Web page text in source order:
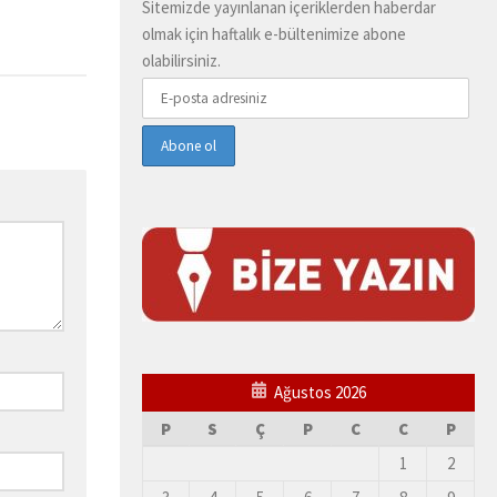
Sitemizde yayınlanan içeriklerden haberdar
olmak için haftalık e-bültenimize abone
olabilirsiniz.
Ağustos 2026
P
S Ç P C C
P
1
2